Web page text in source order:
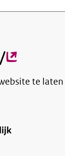
(externe
link)te